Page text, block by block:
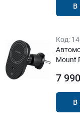
В
Код:
Mount
7
В